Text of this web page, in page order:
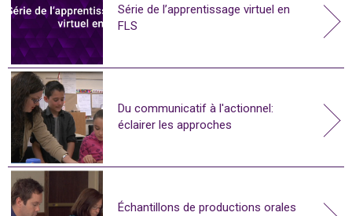
Série de l’apprentissage virtuel en
FLS
Du communicatif à l'actionnel:
éclairer les approches
Échantillons de productions orales